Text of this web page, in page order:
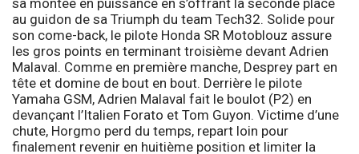
au guidon de sa Triumph du team Tech32. Solide pour
son come-back, le pilote Honda SR Motoblouz assure
les gros points en terminant troisième devant Adrien
Malaval. Comme en première manche, Desprey part en
tête et domine de bout en bout. Derrière le pilote
Yamaha GSM, Adrien Malaval fait le boulot (P2) en
devançant l’Italien Forato et Tom Guyon. Victime d’une
chute, Horgmo perd du temps, repart loin pour
finalement revenir en huitième position et limiter la